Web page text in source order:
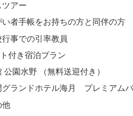
ツアー
い者手帳をお持ちの方と同伴の方
行事での引率教員
付き宿泊プラン
公園水野 （無料送迎付き）
グランドホテル海月 プレミアム
他